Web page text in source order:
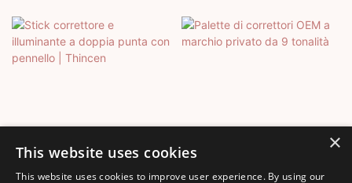
×
This website uses cookies
This website uses cookies to improve user experience. By using our